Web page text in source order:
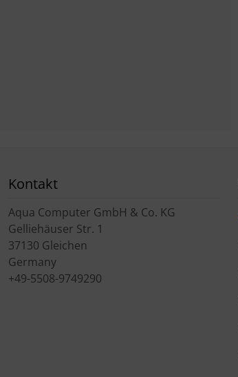
Kontakt
Aqua Computer GmbH & Co. KG
Gelliehäuser Str. 1
37130 Gleichen
Germany
+49-5508-9749290